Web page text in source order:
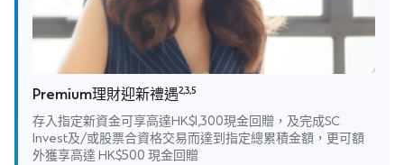
Premium理財迎新禮遇2,3,5
存入指定新資金可享高達HK$1,300現金回贈，及完成SC
Invest及/或股票合資格交易而達到指定總累積金額，更可額
外獲享高達 HK$500 現金回贈